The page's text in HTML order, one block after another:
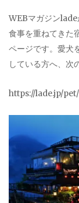
WEBマガジンlade
食事を重ねてきた
ページです。愛犬
している方へ、次
https://lade.jp/pet/